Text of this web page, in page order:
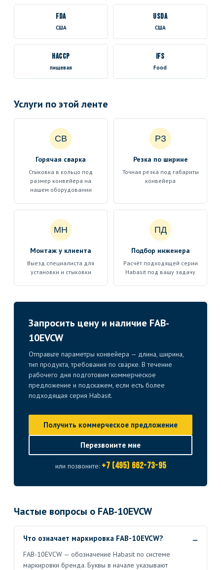
FDA
США
USDA
США
HACCP
пищевая
IFS
Food
Услуги по этой ленте
СВ
Горячая сварка
Стыковка в кольцо под
размер конвейера на
нашем оборудовании
РЗ
Резка по ширине
Точная резка под габариты
конвейера
МН
Монтаж у клиента
Выезд специалиста для
установки и стыковки
ПД
Подбор инженера
Расчёт подходящей серии
Habasit под вашу задачу
Запросить цену и наличие FAB-
10EVCW
Отправьте параметры конвейера — длина, ширина,
тип продукта, требования по сварке. В течение
рабочего дня подготовим коммерческое
предложение и подскажем, если есть более
подходящая серия Habasit.
Получить коммерческое предложение
Перезвоните мне
или позвоните: +7 (495) 662-73-95
Частые вопросы о FAB-10EVCW
Что означает маркировка FAB-10EVCW?
FAB-10EVCW — обозначение Habasit по системе
маркировки бренда. Буквы в начале указывают